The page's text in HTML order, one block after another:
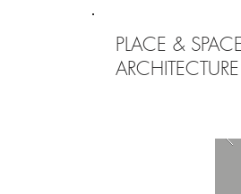
PLACE &
ARCHITECTURE